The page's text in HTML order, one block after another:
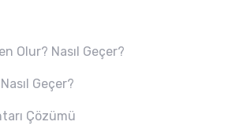
Olur? Nasıl Geçer?
Geçer?
Çözümü